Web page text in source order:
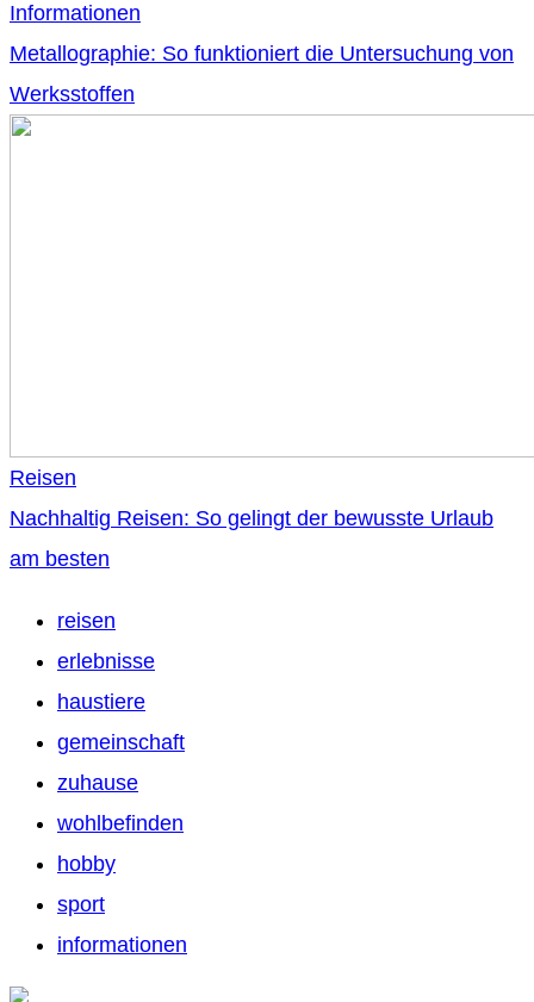
Informationen
Metallographie: So funktioniert die Untersuchung von
Werksstoffen
Reisen
Nachhaltig Reisen: So gelingt der bewusste Urlaub
am besten
reisen
erlebnisse
haustiere
gemeinschaft
zuhause
wohlbefinden
hobby
sport
informationen